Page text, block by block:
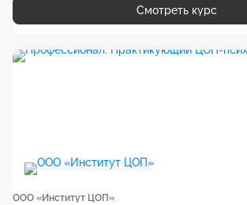
Смотреть курс
ООО «Институт ЦОП»